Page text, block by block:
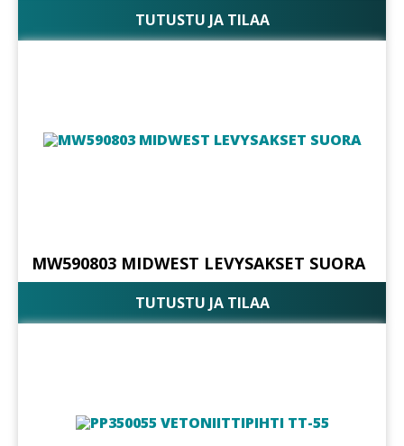
TUTUSTU JA TILAA
MW590803 MIDWEST LEVYSAKSET SUORA
TUTUSTU JA TILAA